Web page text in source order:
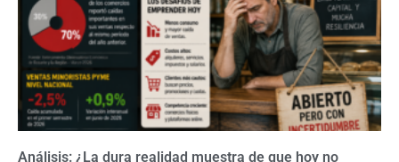
Análisis: ¿La dura realidad muestra de que hoy no